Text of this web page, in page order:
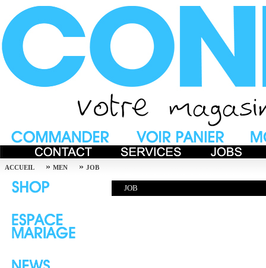
ACCUEIL » MEN » JOB
JOB